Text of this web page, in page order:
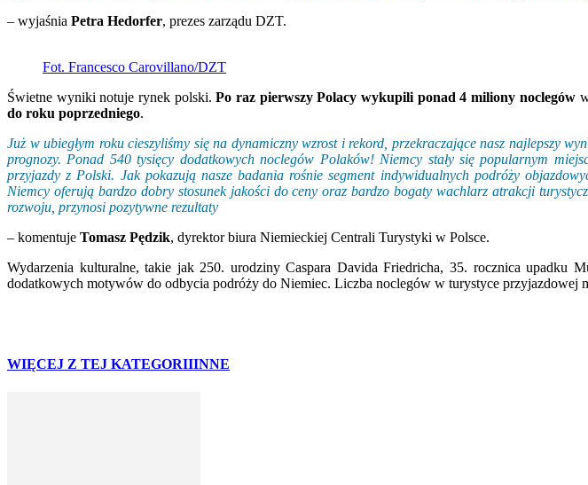
– wyjaśnia Petra Hedorfer, prezes zarządu DZT.
Fot. Francesco Carovillano/DZT
Świetne wyniki notuje rynek polski.Po raz pierwszy Polacy wykupili ponad 4 miliony noclegów
do roku poprzedniego.
Już w ubiegłym roku cieszyliśmy się na dynamiczny wzrost i rekord, przekraczające nasz najlepszy
prognozy. Ponad 540 tysięcy dodatkowych noclegów Polaków! Niemcy stały się popularnym
przyjazdy z Polski. Jak pokazują nasze badania rośnie segment indywidualnych podróży
Niemcy oferują bardzo dobry stosunek jakości do ceny oraz bardzo bogaty wachlarz atrakcji
rozwoju, przynosi pozytywne rezultaty
– komentuje Tomasz Pędzik, dyrektor biura Niemieckiej Centrali Turystyki w Polsce.
Wydarzenia kulturalne, takie jak 250. urodziny Caspara Davida Friedricha, 35. rocznica
dodatkowych motywów do odbycia podróży do Niemiec. Liczba noclegów w turystyce przyjazdowej
WIĘCEJ Z TEJ KATEGORIIINNE